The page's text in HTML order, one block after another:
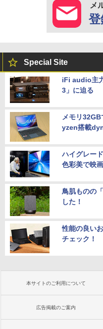
メ
Special Site
iFi audio主
3」に迫る
メモリ
yzen搭載
ハイグレー
色彩美で映
鳥肌ものの
した！
性能の良い
チェック！
本サイトのご利用について
広告掲載のご案内